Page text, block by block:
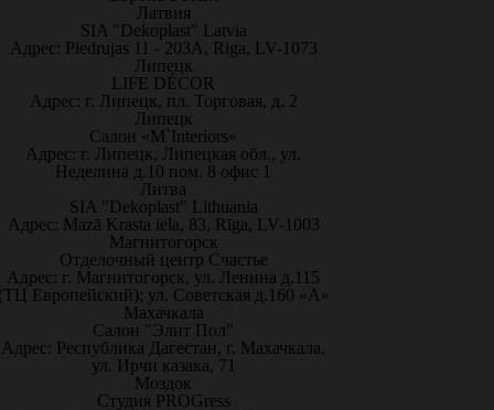
Латвия
SIA "Dekoplast" Latvia
Адрес: Piedrujas 11 - 203A, Riga, LV-1073
Липецк
LIFE DÉCOR
Адрес: г. Липецк, пл. Торговая, д. 2
Липецк
Салон «M`Interiors»
Адрес: г. Липецк, Липецкая обл., ул.
Неделина д.10 пом. 8 офис 1
Литва
SIA "Dekoplast" Lithuania
Адрес: Mazā Krasta iela, 83, Rīga, LV-1003
Магнитогорск
Отделочный центр Счастье
Адрес: г. Магнитогорск, ул. Ленина д.115
Европейский); ул. Советская д.160 «А»
Махачкала
Салон "Элит Пол"
Адрес: Республика Дагестан, г. Махачкала,
ул. Ирчи казака, 71
Моздок
Студия PROGress